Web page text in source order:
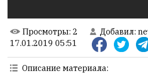
0
НАШИ
ПРАВИЛА
Просмотры: 2 Добавил:
17.01.2019 05:51
Описание материала: